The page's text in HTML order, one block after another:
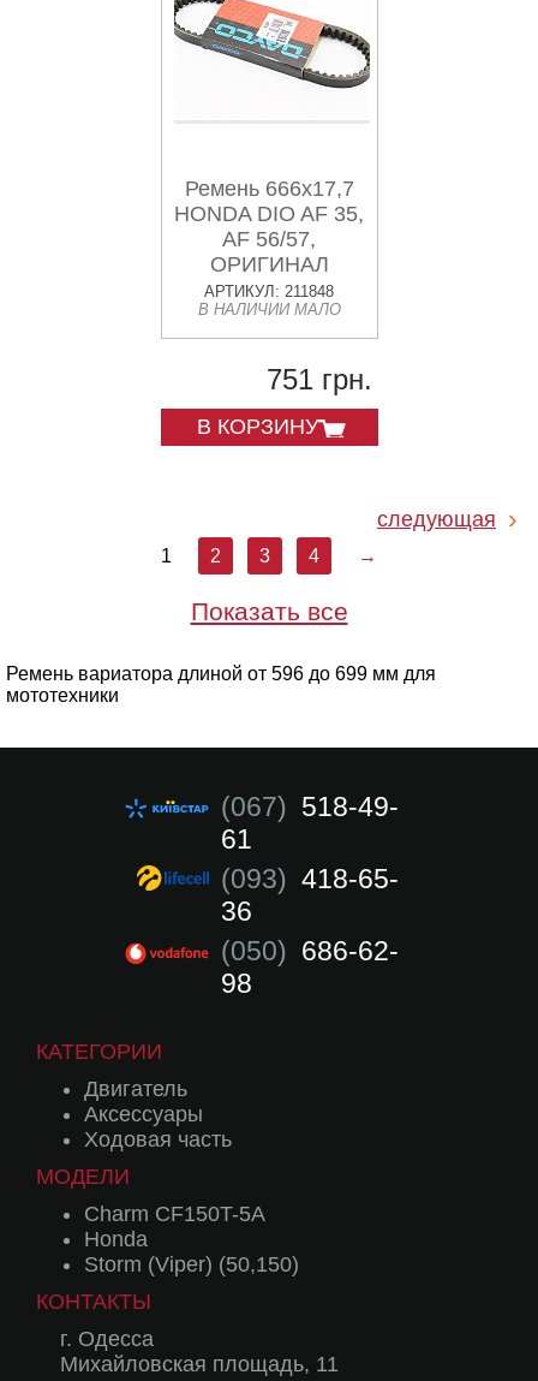
Ремень 666x17,7
HONDA DIO AF 35,
AF 56/57,
ОРИГИНАЛ
DY8244
АРТИКУЛ: 211848
В НАЛИЧИИ МАЛО
751 грн.
В КОРЗИНУ
следующая
1 2 3 4 →
Показать все
Ремень вариатора длиной от 596 до 699 мм для
мототехники
(067) 518-49-
61
(093) 418-65-
36
(050) 686-62-
98
КАТЕГОРИИ
Двигатель
Аксессуары
Ходовая часть
МОДЕЛИ
Charm CF150T-5A
Honda
Storm (Viper) (50,150)
КОНТАКТЫ
г. Одесса
Михайловская площадь, 11